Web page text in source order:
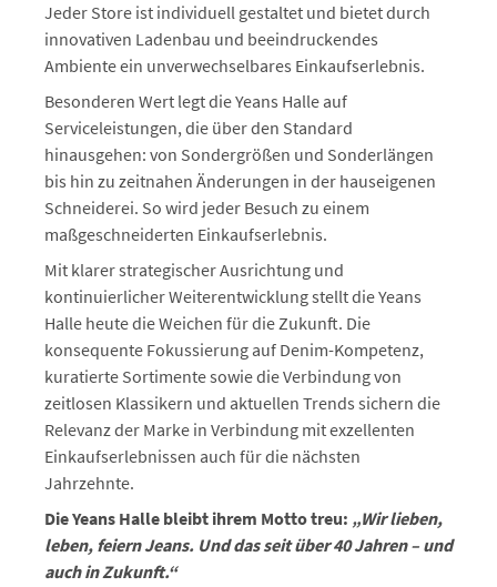
Jeder Store ist individuell gestaltet und bietet durch
innovativen Ladenbau und beeindruckendes
Ambiente ein unverwechselbares Einkaufserlebnis.
Besonderen Wert legt die Yeans Halle auf
Serviceleistungen, die über den Standard
hinausgehen: von Sondergrößen und Sonderlängen
bis hin zu zeitnahen Änderungen in der hauseigenen
Schneiderei. So wird jeder Besuch zu einem
maßgeschneiderten Einkaufserlebnis.
Mit klarer strategischer Ausrichtung und
kontinuierlicher Weiterentwicklung stellt die Yeans
Halle heute die Weichen für die Zukunft. Die
konsequente Fokussierung auf Denim-Kompetenz,
kuratierte Sortimente sowie die Verbindung von
zeitlosen Klassikern und aktuellen Trends sichern die
Relevanz der Marke in Verbindung mit exzellenten
Einkaufserlebnissen auch für die nächsten
Jahrzehnte.
Die Yeans Halle bleibt ihrem Motto treu: „Wir lieben,
leben, feiern Jeans. Und das seit über 40 Jahren – und
auch in Zukunft.“